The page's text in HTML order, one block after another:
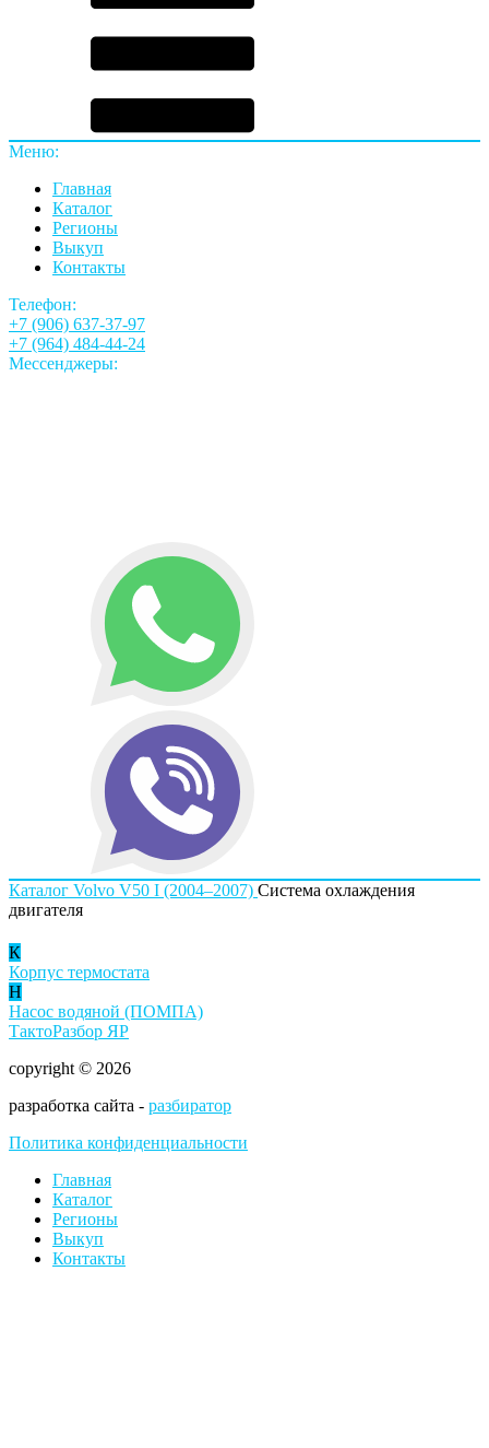
Меню:
Главная
Каталог
Регионы
Выкуп
Контакты
Телефон:
+7 (906) 637-37-97
+7 (964) 484-44-24
Мессенджеры:
Каталог Volvo V50 I (2004–2007) Система охлаждения
двигателя
К
Корпус термостата
Н
Насос водяной (ПОМПА)
ТактоРазбор ЯР
copyright © 2026
разработка сайта - разбиратор
Политика конфиденциальности
Главная
Каталог
Регионы
Выкуп
Контакты